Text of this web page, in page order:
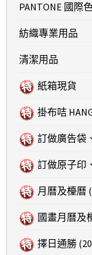
PANTONE 國際
紡織專業用品
清潔用品
紙箱現貨
掛布咭
訂做廣告袋
訂做原子印
月曆及檯曆
國畫月曆及
擇日通勝